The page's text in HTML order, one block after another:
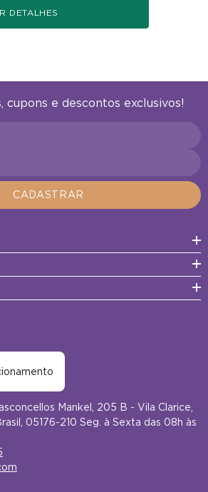
DETALHES
cupons e descontos exclusivos!
CADASTRAR
Mankel, 205 B - Vila Clarice,
05176-210 Seg. à Sexta das 08h às